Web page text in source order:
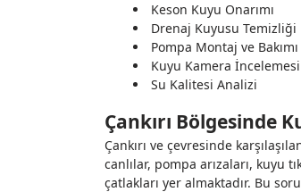
Keson Kuyu Onarımı
Drenaj Kuyusu Temizliği
Pompa Montaj ve Bakımı
Kuyu Kamera İncelemesi
Su Kalitesi Analizi
Çankırı Bölgesinde
Çankırı ve çevresinde
canlılar, pompa arızaları, kuyu
çatlakları yer almaktadır. Bu